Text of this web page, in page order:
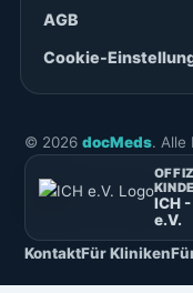
AGB
Cookie-
© 2026 docMeds. Alle
ICH
e.V.
KontaktFür Kliniken